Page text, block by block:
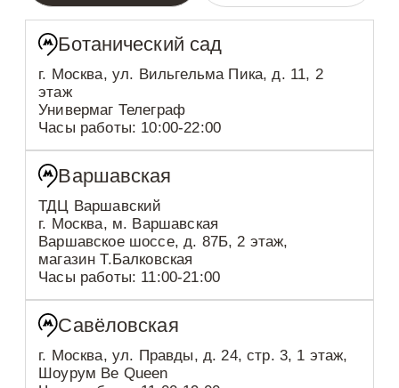
Ботанический сад
г. Москва, ул. Вильгельма Пика, д. 11, 2
этаж
Универмаг Телеграф
Часы работы: 10:00-22:00
Варшавская
ТДЦ Варшавский
г. Москва, м. Варшавская
Варшавское шоссе, д. 87Б, 2 этаж,
магазин Т.Балковская
Часы работы: 11:00-21:00
Савёловская
г. Москва, ул. Правды, д. 24, стр. 3, 1 этаж,
Шоурум Be Queen